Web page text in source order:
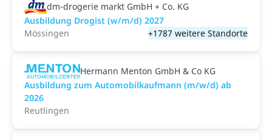
dm-drogerie markt GmbH + Co. KG
Ausbildung Drogist (w/m/d) 2027
Mössingen
+1787 weitere Standorte
Hermann Menton GmbH & Co KG
Ausbildung zum Automobilkaufmann (m/w/d) ab
2026
Reutlingen